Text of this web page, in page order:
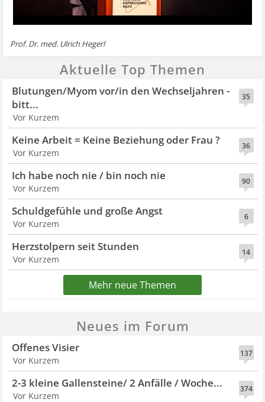
Prof. Dr. med. Ulrich Hegerl
Aktuelle Top Themen
35
Blutungen/Myom vor/in den Wechseljahren -
bitt...
Vor Kurzem
36
Keine Arbeit = Keine Beziehung oder Frau ?
Vor Kurzem
90
Ich habe noch nie / bin noch nie
Vor Kurzem
6
Schuldgefühle und große Angst
Vor Kurzem
14
Herzstolpern seit Stunden
Vor Kurzem
Mehr neue Themen
Neues im Forum
137
Offenes Visier
Vor Kurzem
374
2-3 kleine Gallensteine/ 2 Anfälle / Woche...
Vor Kurzem